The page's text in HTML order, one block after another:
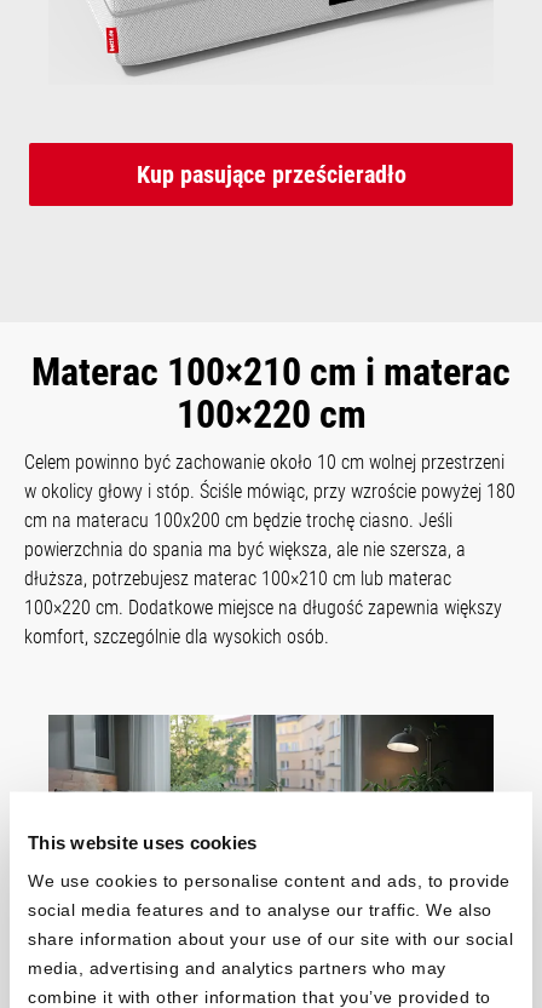
This website uses cookies
We use cookies to personalise content and ads, to provide
social media features and to analyse our traffic. We also
share information about your use of our site with our social
media, advertising and analytics partners who may
combine it with other information that you’ve provided to
Kup pasujące prześcieradło
Materac 100×210 cm i materac
100×220 cm
Celem powinno być zachowanie około 10 cm wolnej przestrzeni
w okolicy głowy i stóp. Ściśle mówiąc, przy wzroście powyżej 180
cm na materacu 100x200 cm będzie trochę ciasno. Jeśli
powierzchnia do spania ma być większa, ale nie szersza, a
dłuższa, potrzebujesz materac 100×210 cm lub materac
100×220 cm. Dodatkowe miejsce na długość zapewnia większy
komfort, szczególnie dla wysokich osób.